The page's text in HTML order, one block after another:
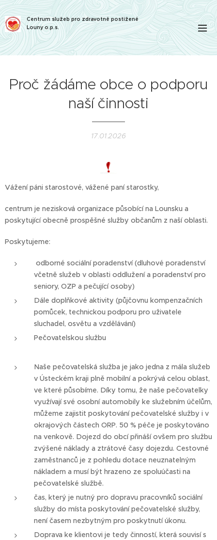
Centrum služeb pro zdravotně postižené
Louny o.p.s.
Proč žádáme obce o podporu
naší činnosti
17.01.2026
Vážení páni starostové, vážené paní starostky,
centrum je nezisková organizace působící na Lounsku a
poskytující obecně prospěšné služby občanům z naší oblasti.
Poskytujeme:
odborné sociální poradenství (dluhové poradenství
včetně služeb v oblasti oddlužení a poradenství pro
seniory, OZP a pečující osoby)
Dále doplňkové aktivity (půjčovnu kompenzačních
pomůcek, technickou podporu pro uživatele
sluchadel, osvětu a vzdělávání)
Pečovatelskou službu
Naše pečovatelská služba je jako jedna z mála služeb
v Ústeckém kraji plně mobilní a pokrývá celou oblast,
ve které působíme. Díky tomu, že naše pečovatelky
využívají své osobní automobily ke služebním účelům,
můžeme zajistit poskytování pečovatelské služby i v
okrajových částech ORP. 50 % péče je poskytováno
na venkově. Dojezd do obcí přináší ovšem pro službu
zvýšené náklady a ztrátové časy dojezdu. Cestovné
zaměstnanců je z pohledu dotace neuznatelným
nákladem a musí být hrazeno ze spoluúčasti na
pečovatelské službě.
čas, který je nutný pro dopravu pracovníků sociální
služby do místa poskytování pečovatelské služby,
není časem nezbytným pro poskytnutí úkonu.
Doprava ke klientovi je tedy činností, která souvisí s